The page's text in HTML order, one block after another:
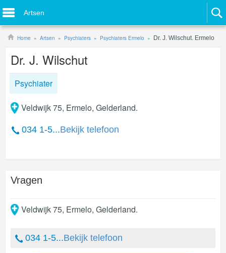
Artsen
Home Artsen Psychiaters Psychiaters Ermelo Dr. J. Wilschut. Ermelo
Dr. J. Wilschut
Psychiater
Veldwijk 75, Ermelo, Gelderland.
034 1-5...Bekijk telefoon
Vragen
Veldwijk 75, Ermelo, Gelderland.
034 1-5...Bekijk telefoon